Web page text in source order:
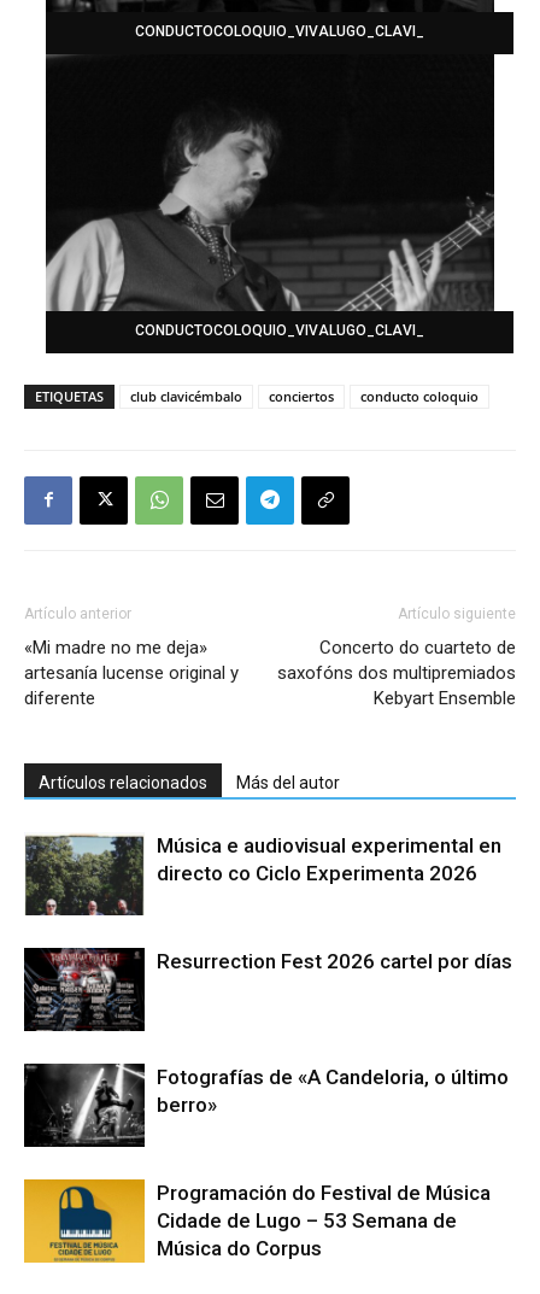
CONDUCTOCOLOQUIO_VIVALUGO_CLAVI_
CONDUCTOCOLOQUIO_VIVALUGO_CLAVI_
ETIQUETAS club clavicémbalo conciertos conducto coloquio
Artículo anterior
«Mi madre no me deja»
artesanía lucense original y
diferente
Artículo siguiente
Concerto do cuarteto de
saxofóns dos multipremiados
Kebyart Ensemble
Artículos relacionados Más del autor
Música e audiovisual experimental en
directo co Ciclo Experimenta 2026
Resurrection Fest 2026 cartel por días
Fotografías de «A Candeloria, o último
berro»
Programación do Festival de Música
Cidade de Lugo – 53 Semana de
Música do Corpus